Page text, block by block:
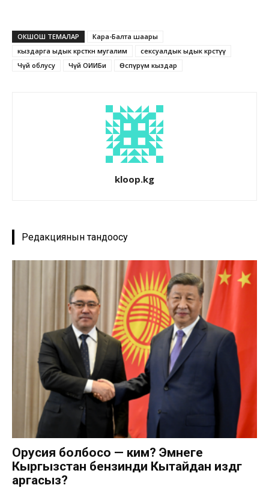
ОКШОШ ТЕМАЛАР
Кара-Балта шаары
кыздарга ыдык көрсөткөн мугалим
сексуалдык ыдык көрсөтүү
Чүй облусу
Чүй ОИИБи Өспүрүм кыздар
kloop.kg
Редакциянын тандоосу
Орусия болбосо — ким? Эмнеге
Кыргызстан бензинди Кытайдан издөөгө
аргасыз?